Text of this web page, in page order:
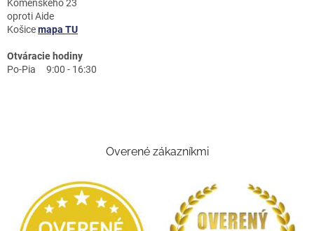
Komenského 23
oproti Aide
Košicemapa TU
Otváracie hodiny
Po-Pia 9:00 - 16:30
Overené zákazníkmi